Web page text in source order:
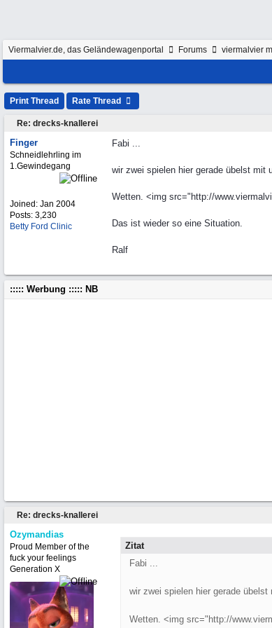
Viermalvier.de, das Geländewagenportal Forums viermalvier
Print Thread Rate Thread
Re: drecks-knallerei
Finger
Schneidlehrling im
1.Gewindegang
Joined: Jan 2004
Posts: 3,230
Betty Ford Clinic
Fabi ...
wir zwei spielen hier gerade übelst mit
Wetten. <img src="http://
Das ist wieder so eine Situation.
Ralf
::::: Werbung ::::: NB
Re: drecks-knallerei
Ozymandias
Proud Member of the
fuck your feelings
Generation X
Zitat
Fabi ...
wir zwei spielen hier gerade übelst
Wetten. <img src="http://